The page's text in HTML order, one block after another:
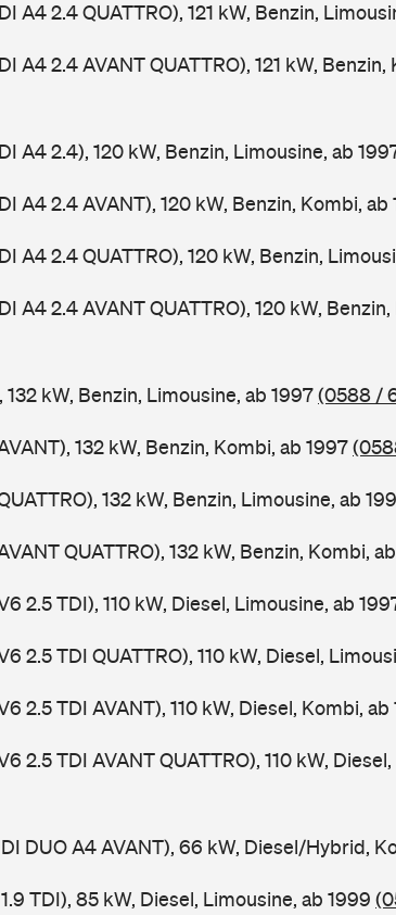
A4 2.4 QUATTRO), 121 kW, Benzin,
A4 2.4 AVANT QUATTRO), 121 kW,
A4 2.4), 120 kW, Benzin, Limousine, ab
A4 2.4 AVANT), 120 kW, Benzin, Kombi, ab
A4 2.4 QUATTRO), 120 kW, Benzin,
A4 2.4 AVANT QUATTRO), 120 kW,
kW, Benzin, Limousine, ab 1997(0588 /
132 kW, Benzin, Kombi, ab 1997
132 kW, Benzin, Limousine, ab
QUATTRO), 132 kW, Benzin, Kombi,
2.5 TDI), 110 kW, Diesel, Limousine, ab
2.5 TDI QUATTRO), 110 kW, Diesel,
2.5 TDI AVANT), 110 kW, Diesel, Kombi, ab
2.5 TDI AVANT QUATTRO), 110 kW,
DUO A4 AVANT), 66 kW, Diesel/Hybrid,
TDI), 85 kW, Diesel, Limousine, ab 1999